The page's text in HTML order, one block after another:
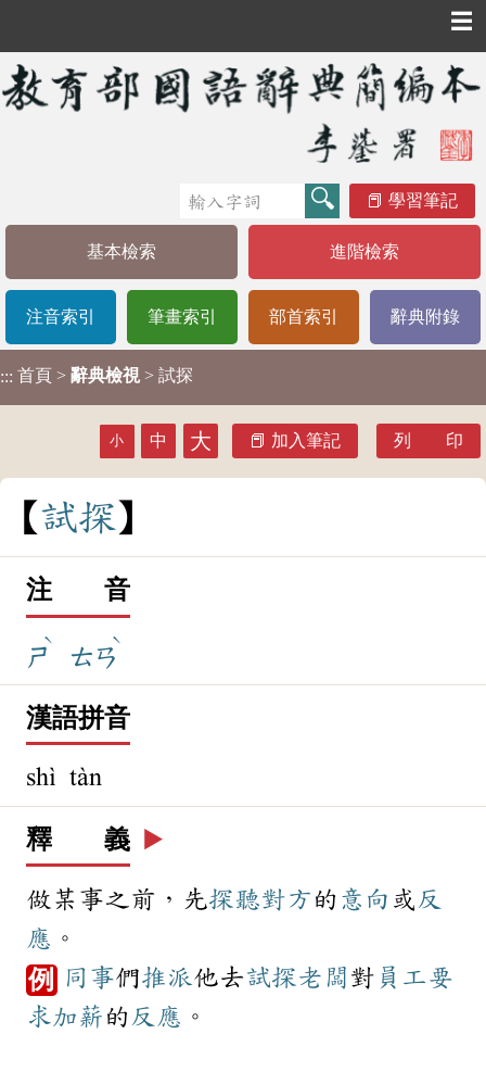
☰
學習筆記
基本檢索 進階檢索
注音索引 筆畫索引 部首索引 辭典附錄
::: 首頁 > 辭典檢視 > 試探
小 中 大 加入筆記 列 印
試探
注 音
ㄕ
ˋ
ㄊㄢ
ˋ
漢語拼音
shì tàn
釋 義 ▶️
做某事之前，先探聽對方 的 意向 或反
應 。
例 同事們推派他去試探老闆對 員工要
求加薪 的 反應 。